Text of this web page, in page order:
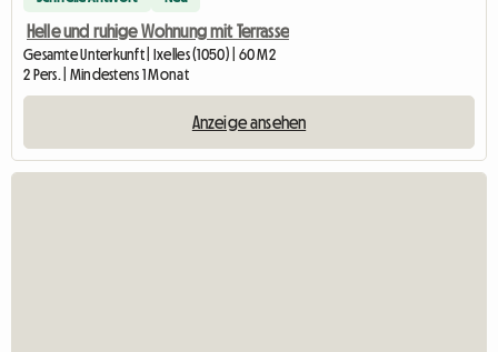
Helle und ruhige Wohnung mit Terrasse
Gesamte Unterkunft | Ixelles (1050) | 60 M2
2 Pers. | Mindestens 1 Monat
Anzeige ansehen